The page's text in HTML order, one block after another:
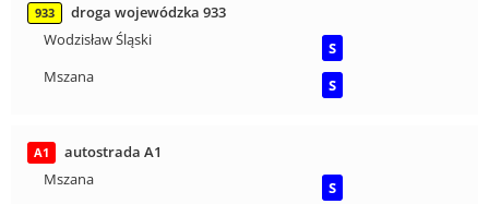
933
droga wojewódzka 933
Wodzisław Śląski
S
Mszana
S
A1
autostrada A1
Mszana
S